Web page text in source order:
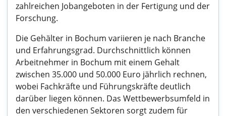
zahlreichen Jobangeboten in der Fertigung und der
Forschung.
Die Gehälter in Bochum variieren je nach Branche
und Erfahrungsgrad. Durchschnittlich können
Arbeitnehmer in Bochum mit einem Gehalt
zwischen 35.000 und 50.000 Euro jährlich rechnen,
wobei Fachkräfte und Führungskräfte deutlich
darüber liegen können. Das Wettbewerbsumfeld in
den verschiedenen Sektoren sorgt zudem für